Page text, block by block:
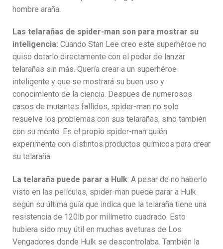
hombre araña.
Las telarañas de spider-man son para mostrar su
inteligencia: Cuando Stan Lee creo este superhéroe no
quiso dotarlo directamente con el poder de lanzar
telarañas sin más. Quería crear a un superhéroe
inteligente y que se mostrará su buen uso y
conocimiento de la ciencia. Despues de numerosos
casos de mutantes fallidos, spider-man no solo
resuelve los problemas con sus telarañas, sino también
con su mente. Es el propio spider-man quién
experimenta con distintos productos químicos para crear
su telaraña.
La telaraña puede parar a Hulk: A pesar de no haberlo
visto en las películas, spider-man puede parar a Hulk
según su última guía que indica que la telaraña tiene una
resistencia de 120lb por milímetro cuadrado. Esto
hubiera sido muy útil en muchas aveturas de Los
Vengadores donde Hulk se descontrolaba. También la